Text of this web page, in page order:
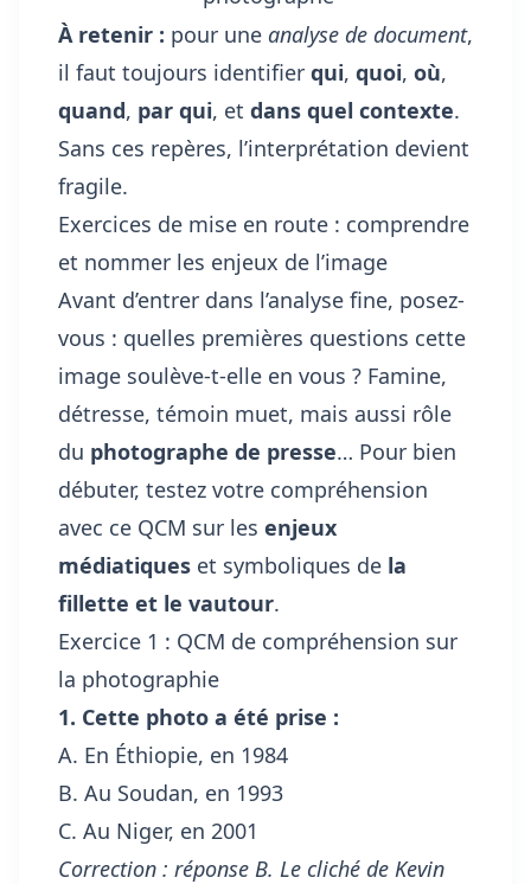
À retenir : pour une analyse de document,
il faut toujours identifier qui, quoi, où,
quand, par qui, et dans quel contexte.
Sans ces repères, l’interprétation devient
fragile.
Exercices de mise en route : comprendre
et nommer les enjeux de l’image
Avant d’entrer dans l’analyse fine, posez-
vous : quelles premières questions cette
image soulève-t-elle en vous ? Famine,
détresse, témoin muet, mais aussi rôle
du photographe de presse… Pour bien
débuter, testez votre compréhension
avec ce QCM sur les enjeux
médiatiques et symboliques de la
fillette et le vautour.
Exercice 1 : QCM de compréhension sur
la photographie
1. Cette photo a été prise :
A. En Éthiopie, en 1984
B. Au Soudan, en 1993
C. Au Niger, en 2001
Correction : réponse B. Le cliché de Kevin